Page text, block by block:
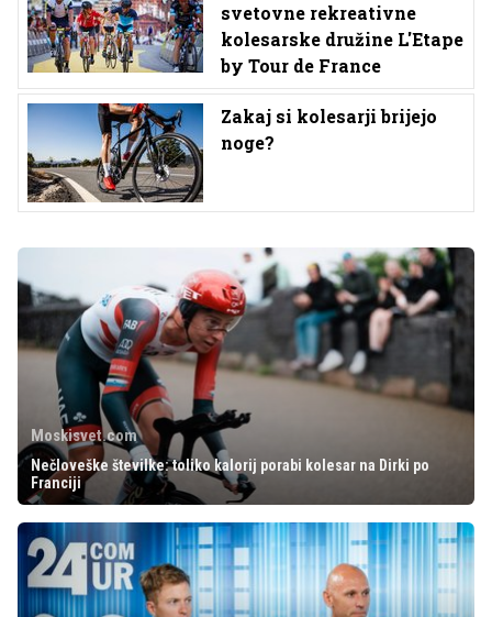
svetovne rekreativne
kolesarske družine L'Etape
by Tour de France
Zakaj si kolesarji brijejo
noge?
Moskisvet.com
Nečloveške številke: toliko kalorij porabi kolesar na Dirki po
Franciji